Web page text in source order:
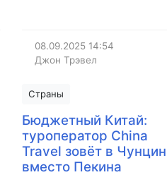
08.09.2025 14:54
Джон Трэвел
Страны
Бюджетный Китай:
туроператор China
Travel зовёт в Чунцин
вместо Пекина